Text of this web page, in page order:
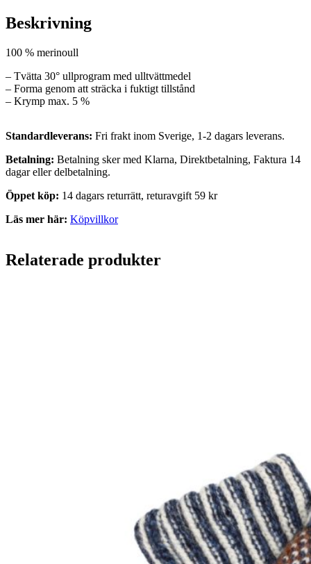
Beskrivning
100 % merinoull
– Tvätta 30° ullprogram med ulltvättmedel
– Forma genom att sträcka i fuktigt tillstånd
– Krymp max. 5 %
Standardleverans: Fri frakt inom Sverige, 1-2 dagars leverans.
Betalning: Betalning sker med Klarna, Direktbetalning, Faktura 14
dagar eller delbetalning.
Öppet köp: 14 dagars returrätt, returavgift 59 kr
Läs mer här: Köpvillkor
Relaterade produkter